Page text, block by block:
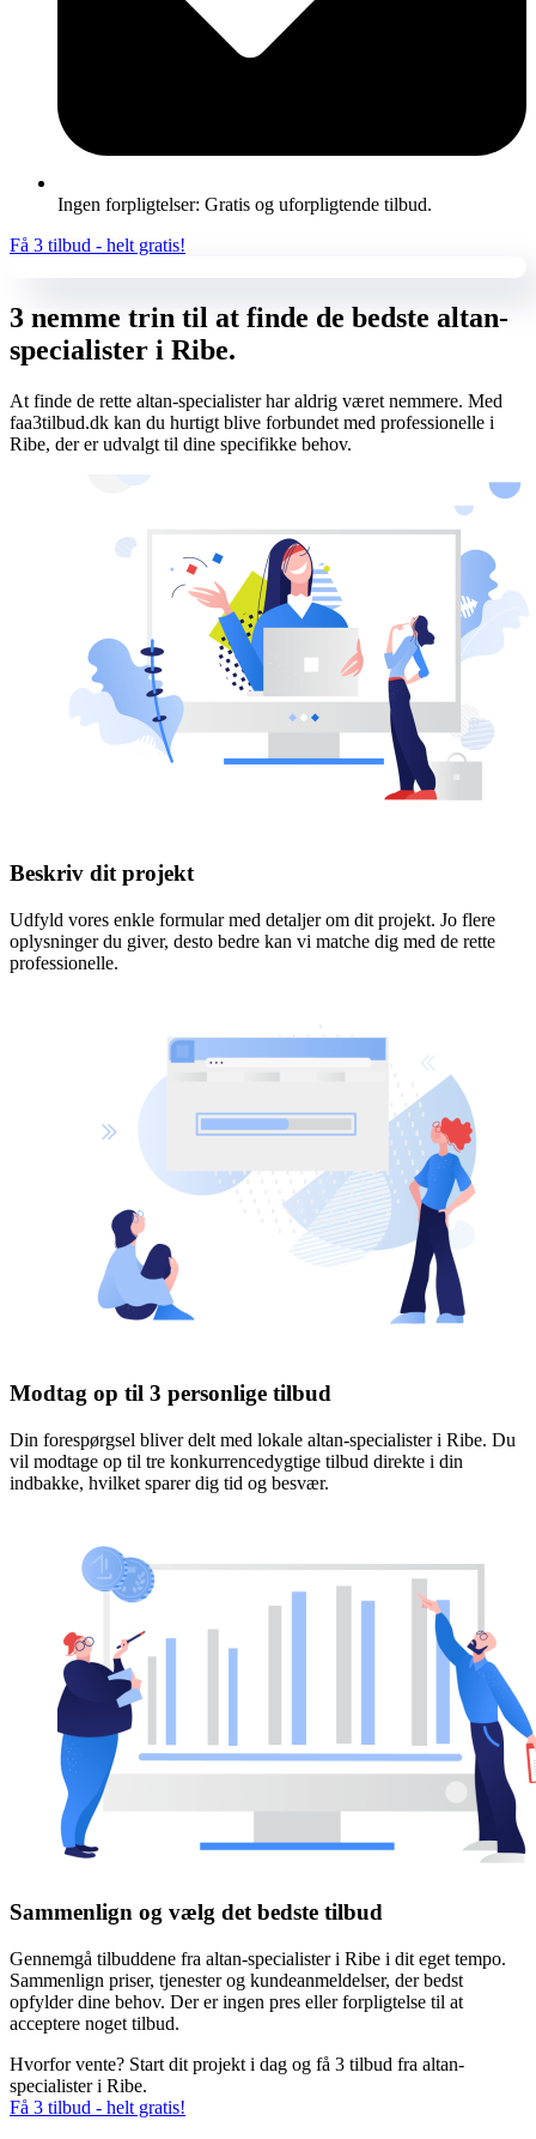
Ingen forpligtelser: Gratis og uforpligtende tilbud.
Få 3 tilbud - helt gratis!
3 nemme trin til at finde de bedste altan-
specialister i Ribe.
At finde de rette altan-specialister har aldrig været nemmere. Med
faa3tilbud.dk kan du hurtigt blive forbundet med professionelle i
Ribe, der er udvalgt til dine specifikke behov.
Beskriv dit projekt
Udfyld vores enkle formular med detaljer om dit projekt. Jo flere
oplysninger du giver, desto bedre kan vi matche dig med de rette
professionelle.
Modtag op til 3 personlige tilbud
Din forespørgsel bliver delt med lokale altan-specialister i Ribe. Du
vil modtage op til tre konkurrencedygtige tilbud direkte i din
indbakke, hvilket sparer dig tid og besvær.
Sammenlign og vælg det bedste tilbud
Gennemgå tilbuddene fra altan-specialister i Ribe i dit eget tempo.
Sammenlign priser, tjenester og kundeanmeldelser, der bedst
opfylder dine behov. Der er ingen pres eller forpligtelse til at
acceptere noget tilbud.
Hvorfor vente? Start dit projekt i dag og få 3 tilbud fra altan-
specialister i Ribe.
Få 3 tilbud - helt gratis!